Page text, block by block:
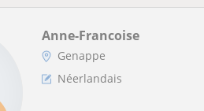
Anne-Francoise
Genappe
Néerlandais